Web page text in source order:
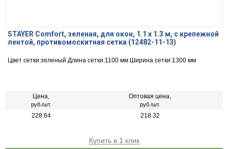
STAYER Comfort, зеленая, для окон, 1.1 х 1.3 м, с крепежной
лентой, противомоскитная сетка (12482-11-13)
Цвет сетки:зеленый Длина сетки:1100 мм Ширина сетки:1300 мм
Цена,
руб./шт.
Оптовая цена,
руб./шт.
228.64 218.32
Купить в 1 клик